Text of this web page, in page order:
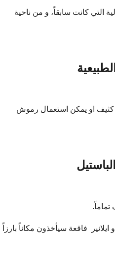
التي كانت سابقاً، و من ناحية
كثيف او يمكن استعمال رموش
تماماً.
فاقعة سيأخذون مكاناً بارزاً